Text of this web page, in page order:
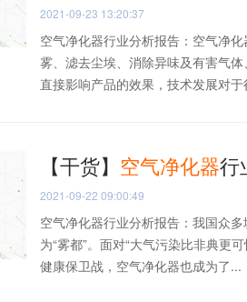
2021-09-23 13:20:37
空气净化器行业分析报告：空气净
雾、滤去尘埃、消除异味及有害气
直接影响产品的效果，技术发展对
【干货】 空气净化器行
2021-09-22 09:00:49
空气净化器行业分析报告：我国众
为“雾都”。面对“大气污染比非典更
健康保卫战，空气净化器也成为了...